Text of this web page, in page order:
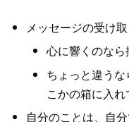
メッセージの受け
心に響くのな
ちょっと違う
こかの箱に入
自分のことは、自